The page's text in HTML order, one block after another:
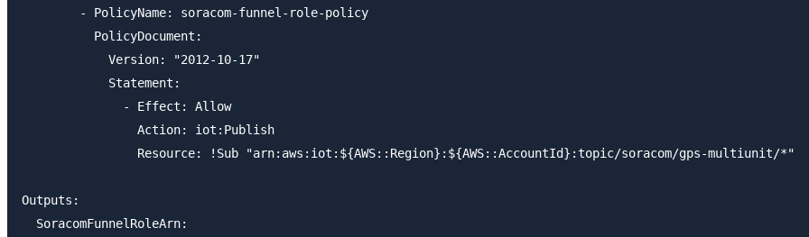
        - PolicyName: soracom-funnel-role-policy
          PolicyDocument:
            Version: "2012-10-17"
            Statement:
              - Effect: Allow
                Action: iot:Publish
                Resource: !Sub "arn:aws:iot:${AWS::Region}:${AWS::AccountId}:topic/soracom/gps-multiunit/*"
Outputs:
  SoracomFunnelRoleArn: